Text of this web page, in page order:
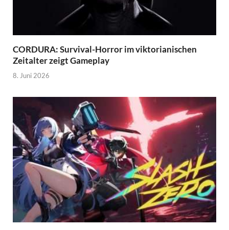
CORDURA: Survival-Horror im viktorianischen
Zeitalter zeigt Gameplay
8. Juni 2026